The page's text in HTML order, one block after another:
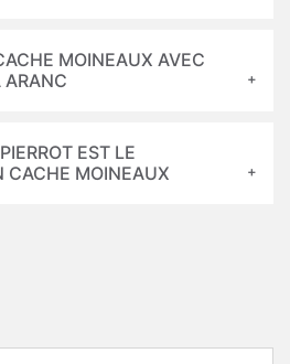
MOINEAUX AVEC
ARANC
EST LE
CACHE MOINEAUX